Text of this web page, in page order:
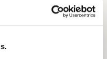
shop-lieu de vie engagé et
courts, l’agriculture
et commerce équitable !